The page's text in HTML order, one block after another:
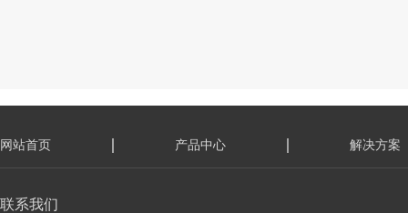
网站首页 产品中心 解决方案
联系我们